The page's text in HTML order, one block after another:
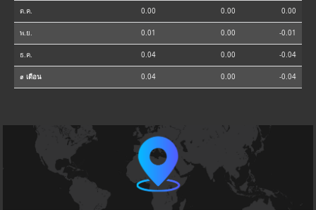
ต.ค. 0.00 0.00 0.00
พ.ย. 0.01 0.00 -0.01
ธ.ค. 0.04 0.00 -0.04
⌀ เดือน 0.04 0.00 -0.04